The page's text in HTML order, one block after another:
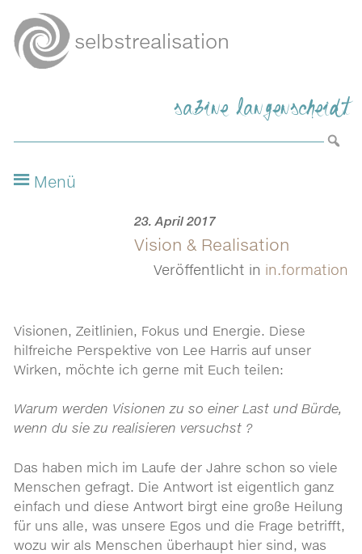
Zum
Inhalt
springen selbstrealisation
sabine langenscheidt
nach:

23. April 2017
Vision & Realisation
Veröffentlicht in in.formation
Visionen, Zeitlinien, Fokus und Energie. Diese
hilfreiche Perspektive von Lee Harris auf unser
Wirken, möchte ich gerne mit Euch teilen:
Warum werden Visionen zu so einer Last und Bürde,
wenn du sie zu realisieren versuchst ?
Das haben mich im Laufe der Jahre schon so viele
Menschen gefragt. Die Antwort ist eigentlich ganz
einfach und diese Antwort birgt eine große Heilung
für uns alle, was unsere Egos und die Frage betrifft,
wozu wir als Menschen überhaupt hier sind, was